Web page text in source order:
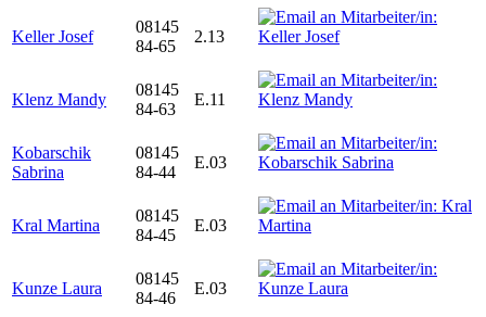
Keller Josef
08145
84-65
2.13
Klenz Mandy
08145
84-63
E.11
Kobarschik
Sabrina
08145
84-44
E.03
Kral Martina
08145
84-45
E.03
Kunze Laura
08145
84-46
E.03